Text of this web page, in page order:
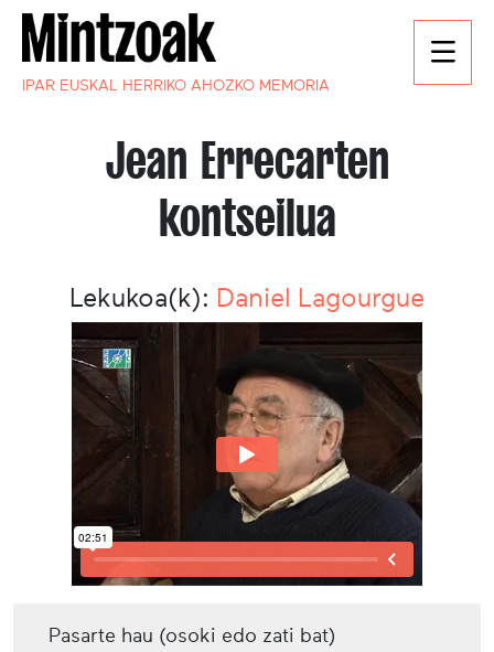
IPAR EUSKAL HERRIKO AHOZKO MEMORIA
Jean Errecarten
kontseilua
Lekukoa(k): Daniel Lagourgue
Pasarte hau (osoki edo zati bat)